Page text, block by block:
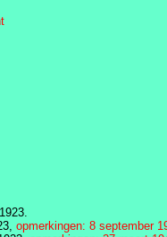
opmerkingen: 8 september